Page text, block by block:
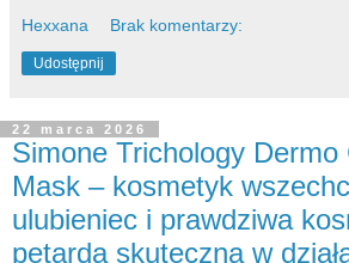
Hexxana Brak komentarzy:
Udostępnij
22 marca 2026
Simone Trichology Dermo
Mask – kosmetyk
ulubieniec i prawdziwa
petarda skuteczna w